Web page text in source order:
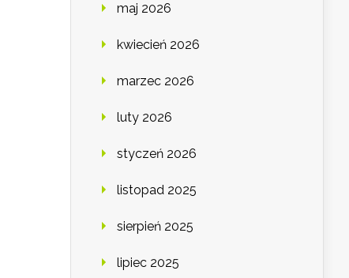
maj 2026
kwiecień 2026
marzec 2026
luty 2026
styczeń 2026
listopad 2025
sierpień 2025
lipiec 2025